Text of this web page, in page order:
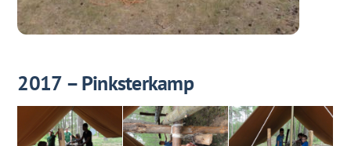
2017 – Pinksterkamp